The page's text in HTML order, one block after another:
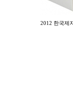
2012 한국제